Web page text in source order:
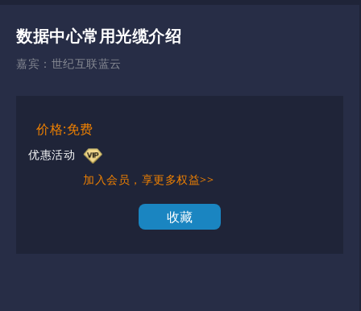
数据中心常用光缆介绍
嘉宾： 世纪互联蓝云
价格:免费
优惠活动
加入会员，享更多权益>>
收藏